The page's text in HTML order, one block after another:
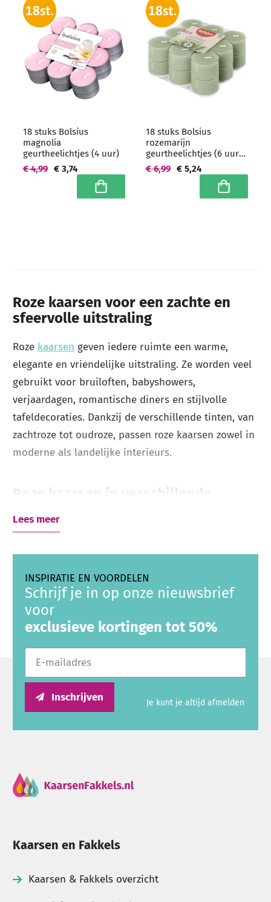
18 stuks Bolsius
magnolia
geurtheelichtjes (4 uur)
€ 3,74
€ 4,99
In winkelwagen
18 stuks Bolsius
rozemarijn
geurtheelichtjes (6 uur)
clear cups€ 5,24
€ 6,99
In
Roze kaarsen voor een zachte en
sfeervolle uitstraling
Roze kaarsen geven iedere ruimte een warme,
elegante en vriendelijke uitstraling. Ze worden veel
gebruikt voor bruiloften, babyshowers,
verjaardagen, romantische diners en stijlvolle
tafeldecoraties. Dankzij de verschillende tinten, van
zachtroze tot oudroze, passen roze kaarsen zowel in
moderne als landelijke interieurs.
Roze kaarsen in verschillende
uitvoeringen. Kies bijvoorbeeld uitstompkaarsen
voor een robuuste uitstraling,
een sfeervol gedekte tafel ofrustieke kaarsenmet
een natuurlijke afwerking. Zo vind je eenvoudig de
juiste roze kaars voor iedere gelegenheid.
Makkelijk te combineren met andere
kleuren
Roze kaarsen combineren prachtig met wit, ivoor,
goud en beige voor een rustige en elegante
stijlvolle combinatie. Door verschillende hoogtes en
vormen samen te gebruiken ontstaat een sfeervol
Roze kaarsen zijn geschikt voor dagelijks gebruik,
Lees meer
INSPIRATIE EN VOORDELEN
Schrijf je in op onze nieuwsbrief
voor
exclusieve kortingen tot 50%
Inschrijven Je kunt je altijd afmelden
Kaarsen en Fakkels
Kaarsen & Fakkels overzicht